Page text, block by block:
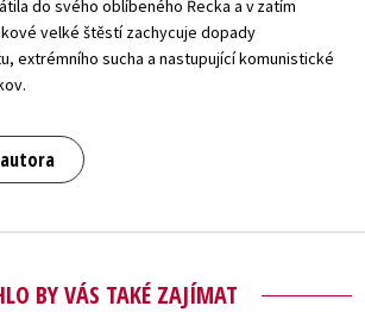
do svého oblíbeného Řecka a v zatím
velké štěstí zachycuje dopady
extrémního sucha a nastupující komunistické
BY VÁS TAKÉ ZAJÍMAT